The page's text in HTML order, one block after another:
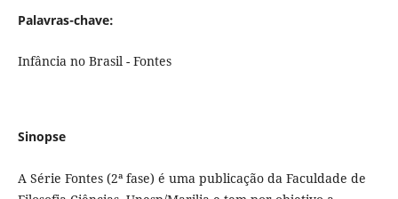
Palavras-chave:
Infância no Brasil - Fontes
Sinopse
A Série Fontes (2ª fase) é uma publicação da Faculdade de